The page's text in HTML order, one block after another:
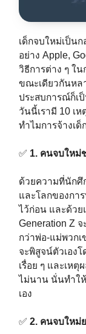
เด็กจบใหม่เป็น
อย่าง Apple,
วิธีการต่าง ๆ ใ
ขณะเดียวกันหล
ประสบการณ์ก็เ
วันนี้เรามี 10 เ
ทำไมการจ้างเ
✅ 1. คนจบใหม่
ด้วยความที่นักศึ
และโลกของกา
ไว้ก่อน และด้ว
Generation Z
กว่าพ่อ-แม่พวก
จะพิสูจน์ตัวเอง
เรื่อย ๆ และเหตุ
ไม่นาน นั่นทำใ
เอง⁣⁣⁣
✅ 2. คนจบใหม่